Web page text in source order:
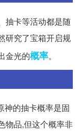
抽卡等活动都是随
研究了宝箱开启规
金光的概率。
神的抽卡概率是固
物品,但这个概率非